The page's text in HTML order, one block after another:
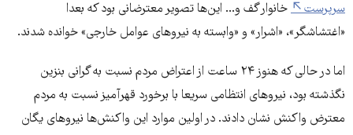
سرپرست
خانوار گف و... این‌­ها تصویر معترضانی بود که بعدا
«اغتشاشگر»، «اشرار» و «وابسته به نیروهای عوامل خارجی» خوانده شدند.
اما در حالی که هنوز ۲۴ ساعت از اعتراض مردم نسبت به گرانی بنزین
نگذشته بود، نیروهای انتظامی سریعا با برخورد قهرآمیز نسبت به مردم
معترض واکنش نشان دادند. در اولین موارد این واکنش‌­ها نیروهای یگان